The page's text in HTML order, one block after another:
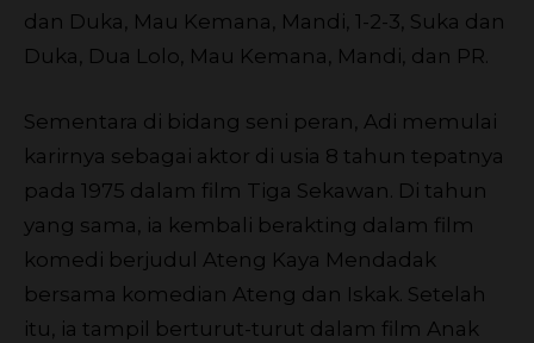
dan Duka, Mau Kemana, Mandi, 1-2-3, Suka dan
Duka, Dua Lolo, Mau Kemana, Mandi, dan PR.
Sementara di bidang seni peran, Adi memulai
karirnya sebagai aktor di usia 8 tahun tepatnya
pada 1975 dalam film Tiga Sekawan. Di tahun
yang sama, ia kembali berakting dalam film
komedi berjudul Ateng Kaya Mendadak
bersama komedian Ateng dan Iskak. Setelah
itu, ia tampil berturut-turut dalam film Anak